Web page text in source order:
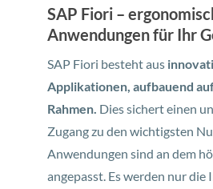
SAP Fiori –
Anwendungen für Ihr
SAP Fiori besteht aus
Applikationen, aufbauend
Rahmen. Dies sichert einen
Zugang zu den wichtigsten
Anwendungen sind an dem
angepasst. Es werden nur